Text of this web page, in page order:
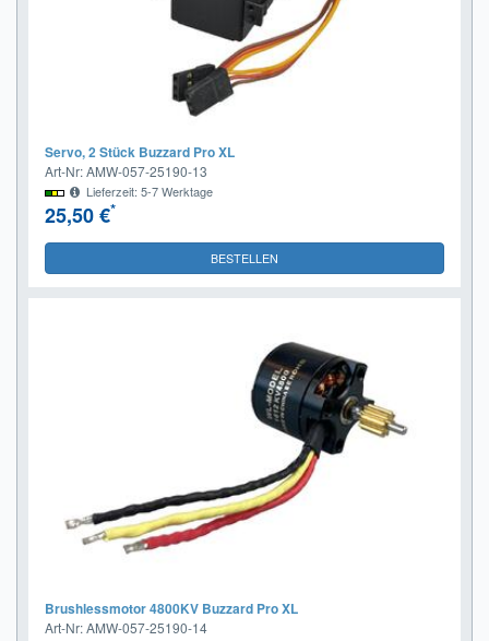
Servo, 2 Stück Buzzard Pro XL
Art-Nr: AMW-057-25190-13
Lieferzeit: 5-7 Werktage
25,50 €*
BESTELLEN
Brushlessmotor 4800KV Buzzard Pro XL
Art-Nr: AMW-057-25190-14